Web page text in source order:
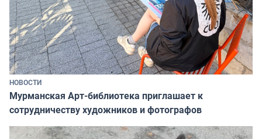
НОВОСТИ
Мурманская Арт-библиотека приглашает к
сотрудничеству художников и фотографов